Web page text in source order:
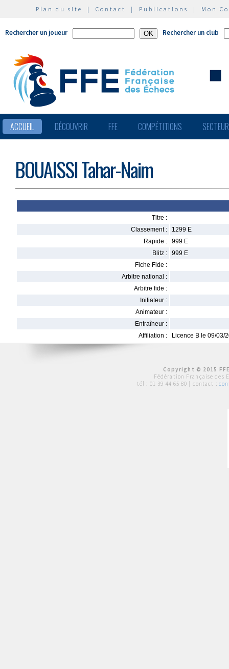
Plan du site | Contact | Publications | Mon
Rechercher un joueur Rechercher un club
ACCUEIL DÉCOUVRIR FFE COMPÉTITIONS
BOUAISSI Tahar-Naim
Titre :
Classement :
1299 E
Rapide :
999 E
Blitz :
999 E
Fiche Fide :
Arbitre national :
Arbitre fide :
Initiateur :
Animateur :
Entraîneur :
Affiliation :
Licence B le 09/03/
Copyright © 2015
Fédération Française des
tél : 01 39 44 65 80 | contact :